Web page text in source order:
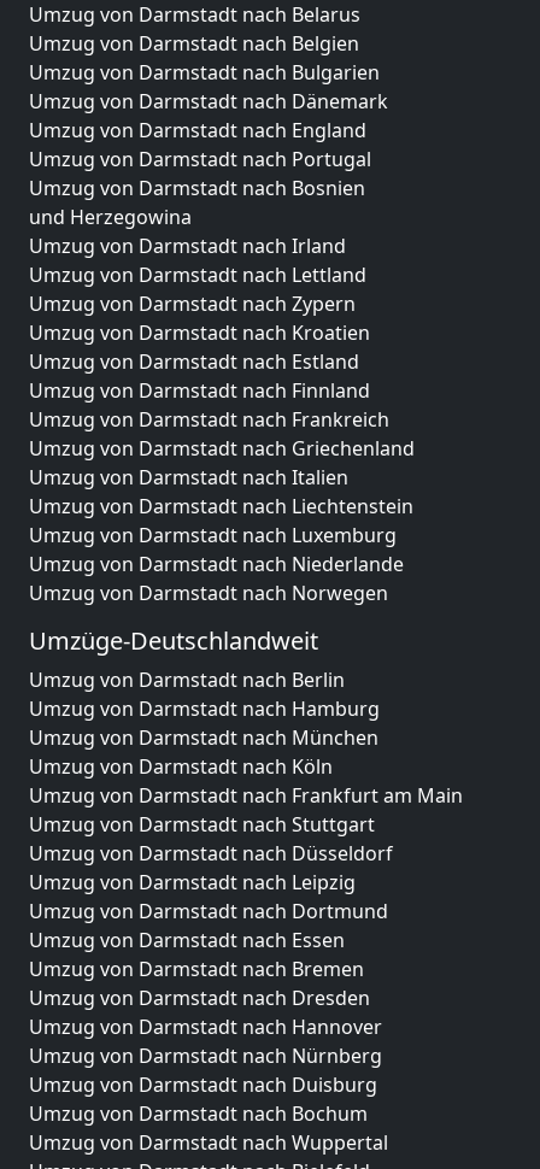
Umzug von Darmstadt nach Belarus
Umzug von Darmstadt nach Belgien
Umzug von Darmstadt nach Bulgarien
Umzug von Darmstadt nach Dänemark
Umzug von Darmstadt nach England
Umzug von Darmstadt nach Portugal
Umzug von Darmstadt nach Bosnien
und Herzegowina
Umzug von Darmstadt nach Irland
Umzug von Darmstadt nach Lettland
Umzug von Darmstadt nach Zypern
Umzug von Darmstadt nach Kroatien
Umzug von Darmstadt nach Estland
Umzug von Darmstadt nach Finnland
Umzug von Darmstadt nach Frankreich
Umzug von Darmstadt nach Griechenland
Umzug von Darmstadt nach Italien
Umzug von Darmstadt nach Liechtenstein
Umzug von Darmstadt nach Luxemburg
Umzug von Darmstadt nach Niederlande
Umzug von Darmstadt nach Norwegen
Umzüge-Deutschlandweit
Umzug von Darmstadt nach Berlin
Umzug von Darmstadt nach Hamburg
Umzug von Darmstadt nach München
Umzug von Darmstadt nach Köln
Umzug von Darmstadt nach Frankfurt am Main
Umzug von Darmstadt nach Stuttgart
Umzug von Darmstadt nach Düsseldorf
Umzug von Darmstadt nach Leipzig
Umzug von Darmstadt nach Dortmund
Umzug von Darmstadt nach Essen
Umzug von Darmstadt nach Bremen
Umzug von Darmstadt nach Dresden
Umzug von Darmstadt nach Hannover
Umzug von Darmstadt nach Nürnberg
Umzug von Darmstadt nach Duisburg
Umzug von Darmstadt nach Bochum
Umzug von Darmstadt nach Wuppertal